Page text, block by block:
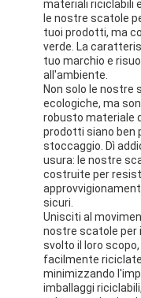
materiali riciclabili
le nostre scatole
tuoi prodotti, ma
verde. La
tuo marchio e
all'ambiente.
Non solo le nostre
ecologiche, ma
robusto materiale
prodotti siano ben
stoccaggio. Dì
usura: le nostre
costruite per
sicuri.
Unisciti al
nostre scatole per
svolto il loro
facilmente
minimizzando
imballaggi